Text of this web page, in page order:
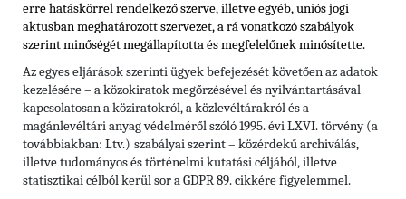
erre hatáskörrel rendelkező szerve, illetve egyéb, uniós jogi
aktusban meghatározott szervezet, a rá vonatkozó szabályok
szerint minőségét megállapította és megfelelőnek minősítette.
Az egyes eljárások szerinti ügyek befejezését követően az adatok
kezelésére – a közokiratok megőrzésével és nyilvántartásával
kapcsolatosan a köziratokról, a közlevéltárakról és a
magánlevéltári anyag védelméről szóló 1995. évi LXVI. törvény (a
továbbiakban: Ltv.) szabályai szerint – közérdekű archiválás,
illetve tudományos és történelmi kutatási céljából, illetve
statisztikai célból kerül sor a GDPR 89. cikkére figyelemmel.